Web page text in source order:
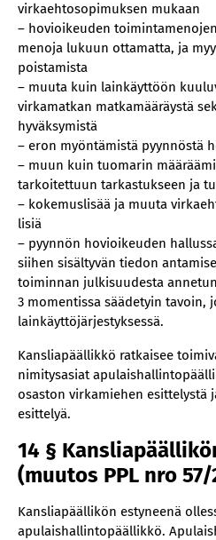
virkaehtosopimuksen mukaan
– hovioikeuden
menoja lukuun ottamatta, ja
poistamista
– muuta kuin lainkäyttöön
virkamatkan matkamääräystä
hyväksymistä
– eron myöntämistä pyynnöstä
– muun kuin tuomarin
tarkoitettuun tarkastukseen ja
– kokemuslisää ja muuta
lisiä
– pyynnön hovioikeuden
siihen sisältyvän tiedon
toiminnan julkisuudesta
3 momentissa säädetyin tavoin,
lainkäyttöjärjestyksessä.
Kansliapäällikkö ratkaisee
nimitysasiat
osaston virkamiehen esittelystä
esittelyä.
14 §
(muutos PPL nro
Kansliapäällikön estyneenä
apulaishallintopäällikkö.